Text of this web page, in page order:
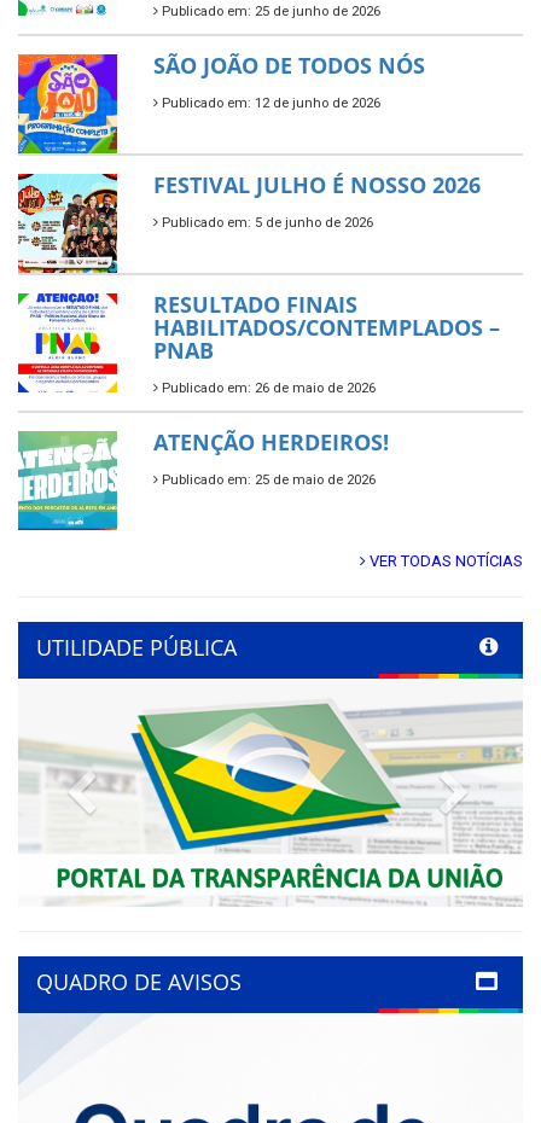
Publicado em: 25 de junho de 2026
SÃO JOÃO DE TODOS NÓS
Publicado em: 12 de junho de 2026
FESTIVAL JULHO É NOSSO 2026
Publicado em: 5 de junho de 2026
RESULTADO FINAIS
HABILITADOS/CONTEMPLADOS –
PNAB
Publicado em: 26 de maio de 2026
ATENÇÃO HERDEIROS!
Publicado em: 25 de maio de 2026
VER TODAS NOTÍCIAS
UTILIDADE PÚBLICA
Previous Next
QUADRO DE AVISOS